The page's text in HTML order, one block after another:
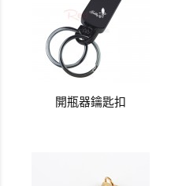
開瓶器鑰匙扣